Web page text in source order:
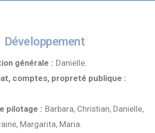
Développement
générale : Danielle.
comptes, propreté publique :
pilotage : Barbara, Christian, Danielle,
Margarita, Maria.